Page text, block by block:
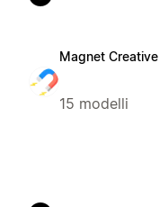
Magnet Creative
15 modelli